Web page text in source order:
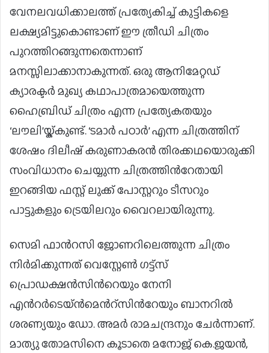
വേനലവധിക്കാലത്ത് പ്രത്യേകിച്ച് കുട്ടികളെ
ലക്ഷ്യമിട്ടുകൊണ്ടാണ് ഈ ത്രീഡി ചിത്രം
പുറത്തിറങ്ങുന്നതെന്നാണ്
മനസ്സിലാക്കാനാകുന്നത്. ഒരു ആനിമേറ്റഡ്
ക്യാരക്ടർ മുഖ്യ കഥാപാത്രമായെത്തുന്ന
ഹൈബ്രിഡ് ചിത്രം എന്ന പ്രത്യേകതയും
‘ലൗലി’യ്ക്കുണ്ട്. ‘ടമാര്‍ പഠാര്‍’ എന്ന ചിത്രത്തിന്
ശേഷം ദിലീഷ് കരുണാകരൻ തിരക്കഥയൊരുക്കി
സംവിധാനം ചെയ്യുന്ന ചിത്രത്തിന്‍റേതായി
ഇറങ്ങിയ ഫസ്റ്റ് ലുക്ക് പോസ്റ്ററും ടീസറും
പാട്ടുകളും ട്രെയിലറും വൈറലായിരുന്നു.
സെമി ഫാന്‍റസി ജോണറിലെത്തുന്ന ചിത്രം
നിർമിക്കുന്നത് വെസ്റ്റേണ്‍ ഗട്ട്സ്
പ്രൊഡക്ഷന്‍സിന്‍റെയും നേനി
എന്‍റർടെയ്ൻമെന്‍റ്സിന്‍റേയും ബാനറില്‍
ശരണ്യയും ഡോ. അമര്‍ രാമചന്ദ്രനും ചേര്‍ന്നാണ്.
മാത്യു തോമസിനെ കൂടാതെ മനോജ് കെ.ജയന്‍,